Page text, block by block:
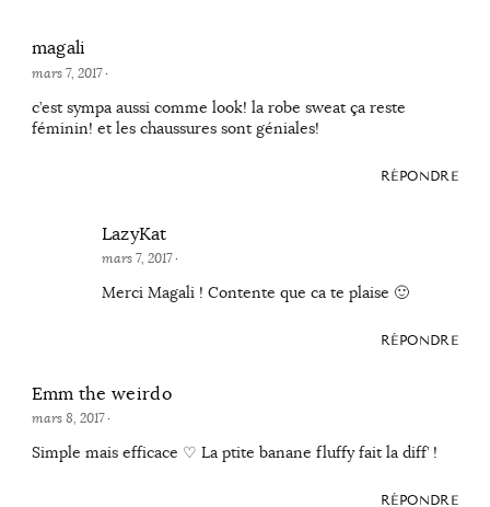
magali
mars 7, 2017·
c’est sympa aussi comme look! la robe sweat ça reste
féminin! et les chaussures sont géniales!
RÉPONDRE
LazyKat
mars 7, 2017·
Merci Magali ! Contente que ca te plaise 🙂
RÉPONDRE
Emm the weirdo
mars 8, 2017·
Simple mais efficace ♡ La ptite banane fluffy fait la diff’ !
RÉPONDRE